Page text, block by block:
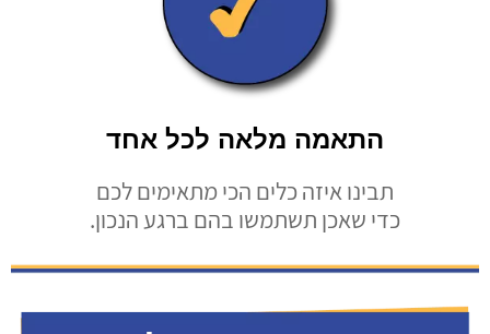
התאמה מלאה לכל אחד
תבינו איזה כלים הכי מתאימים לכם
כדי שאכן תשתמשו בהם ברגע הנכון.